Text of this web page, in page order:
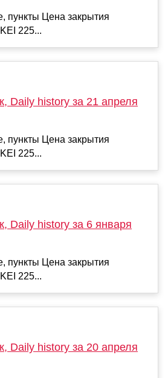
пункты Цена закрытия
225...
Daily history за 21 апреля
пункты Цена закрытия
225...
Daily history за 6 января
пункты Цена закрытия
225...
Daily history за 20 апреля